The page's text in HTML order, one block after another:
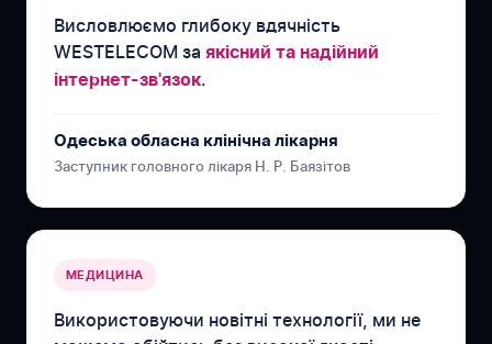
Висловлюємо глибоку вдячність
WESTELECOM за якісний та надійний
інтернет-зв'язок.
Одеська обласна клінічна лікарня
Заступник головного лікаря Н. Р. Баязітов
МЕДИЦИНА
Використовуючи новітні технології, ми не